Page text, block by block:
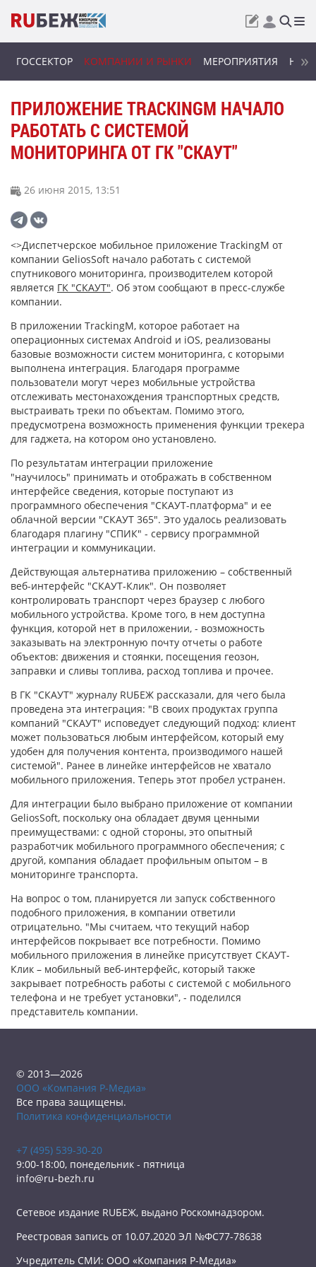
ГОССЕКТОР КОМПАНИИ И РЫНКИ МЕРОПРИЯТИЯ
ПРИЛОЖЕНИЕ TRACKINGM НАЧАЛО
РАБОТАТЬ С СИСТЕМОЙ
МОНИТОРИНГА ОТ ГК "СКАУТ"
26 июня 2015, 13:51
<>Диспетчерское мобильное приложение TrackingM от
компании GeliosSoft начало работать с системой
спутникового мониторинга, производителем которой
является ГК "СКАУТ". Об этом сообщают в пресс-службе
компании.
В приложении TrackingM, которое работает на
операционных системах Android и iOS, реализованы
базовые возможности систем мониторинга, с которыми
выполнена интеграция. Благодаря программе
пользователи могут через мобильные устройства
отслеживать местонахождения транспортных средств,
выстраивать треки по объектам. Помимо этого,
предусмотрена возможность применения функции трекера
для гаджета, на котором оно установлено.
По результатам интеграции приложение
"научилось" принимать и отображать в собственном
интерфейсе сведения, которые поступают из
программного обеспечения "СКАУТ-платформа" и ее
облачной версии "СКАУТ 365". Это удалось реализовать
благодаря плагину "СПИК" - сервису программной
интеграции и коммуникации.
Действующая альтернатива приложению – собственный
веб-интерфейс "СКАУТ-Клик". Он позволяет
контролировать транспорт через браузер с любого
мобильного устройства. Кроме того, в нем доступна
функция, которой нет в приложении, - возможность
заказывать на электронную почту отчеты о работе
объектов: движения и стоянки, посещения геозон,
заправки и сливы топлива, расход топлива и прочее.
В ГК "СКАУТ" журналу RUБЕЖ рассказали, для чего была
проведена эта интеграция: "В своих продуктах группа
компаний "СКАУТ" исповедует следующий подход: клиент
может пользоваться любым интерфейсом, который ему
удобен для получения контента, производимого нашей
системой". Ранее в линейке интерфейсов не хватало
мобильного приложения. Теперь этот пробел устранен.
Для интеграции было выбрано приложение от компании
GeliosSoft, поскольку она обладает двумя ценными
преимуществами: с одной стороны, это опытный
разработчик мобильного программного обеспечения; с
другой, компания обладает профильным опытом – в
мониторинге транспорта.
На вопрос о том, планируется ли запуск собственного
подобного приложения, в компании ответили
отрицательно. "Мы считаем, что текущий набор
интерфейсов покрывает все потребности. Помимо
мобильного приложения в линейке присутствует СКАУТ-
Клик – мобильный веб-интерфейс, который также
закрывает потребность работы с системой с мобильного
телефона и не требует установки", - поделился
представитель компании.
© 2013—2026
ООО «Компания Р-Медиа»
Все права защищены.
Политика конфиденциальности
+7 (495) 539-30-20
9:00-18:00, понедельник - пятница
info@ru-bezh.ru
Сетевое издание RUБЕЖ, выдано Роскомнадзором.
Реестровая запись от 10.07.2020 ЭЛ №ФС77-78638
Учредитель СМИ: ООО «Компания Р-Медиа»